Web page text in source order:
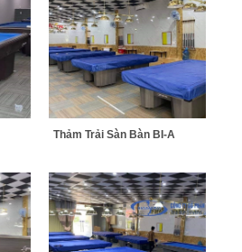
Thảm Trải Sàn Bàn BI-A